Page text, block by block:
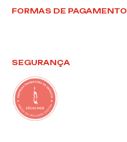
FORMAS DE PAGAMENTO
SEGURANÇA